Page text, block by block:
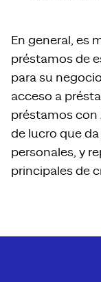
En general, es
préstamos de
para su
acceso a
préstamos con
de lucro que
personales, y
principales de